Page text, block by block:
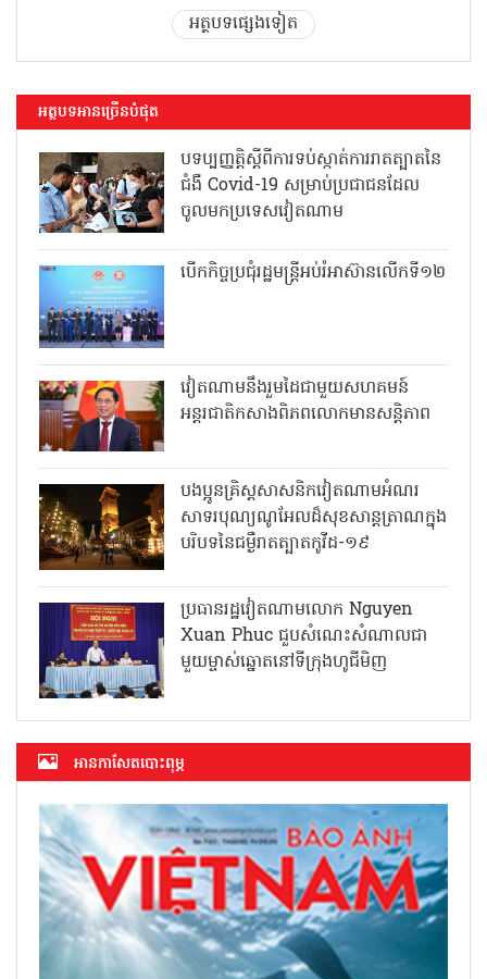
អត្ថបទផ្សេងទៀត
អត្ថបទអានច្រើនបំផុត
បទប្បញ្ញត្តិស្តីពីការទប់ស្កាត់ការរាតត្បាតនៃ
ជំងឺ Covid-19 សម្រាប់ប្រជាជនដែល
ចូលមកប្រទេសវៀតណាម
បើកកិច្ចប្រជុំរដ្ឋមន្ត្រីអប់រំអាស៊ានលើកទី១២
វៀតណាមនឹងរួមដៃជាមួយសហគមន៍
អន្តរជាតិកសាងពិភពលោកមានសន្តិភាព
បងប្អូនគ្រិស្តសាសនិកវៀតណាមអំណរ
សាទរបុណ្យណូអែលដ៏សុខសាន្តត្រាណក្នុង
បរិបទនៃជម្ងឺរាតត្បាតកូវីដ-១៩
ប្រធានរដ្ឋវៀតណាមលោក Nguyen
Xuan Phuc ជួបសំណេះសំណាលជា
មួយម្ចាស់ឆ្នោតនៅទីក្រុងហូជីមិញ
អាន​កាសែត​បោះពុម្ភ